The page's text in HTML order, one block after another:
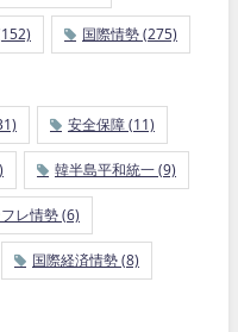
国際情勢(275)
安全保障(11)
韓半島平和統一(9)
レ情勢(6)
国際経済情勢(8)